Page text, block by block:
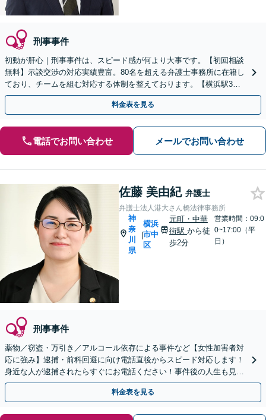
刑事事件
初動が肝心｜刑事事件は、スピード感が何より大事です。【初回相談
無料】示談交渉の対応実績豊富。80名を超える弁護士事務所に在籍し
ており、チームを組む対応する体制を整えております。【横浜駅3
分】
料金表を見る
電話でお問い合わせ メールでお問い合わせ
佐藤 美由紀 弁護士
弁護士法人港大さん橋法律事務所
神
奈
川
県
|
横浜
市中
区
元町・中華
街駅 から徒
歩2分
営業時間：09:0
0~17:00（平
日）
刑事事件
薬物／窃盗・万引き／アルコール依存による事件など【女性加害者対
応に強み】逮捕・前科回避に向け電話直後からスピード対応します！
身近な人が逮捕されたらすぐにお電話ください！事件後の人生も見据
えた依存症回復支援にも注力。【元町・中華街駅2分】
料金表を見る